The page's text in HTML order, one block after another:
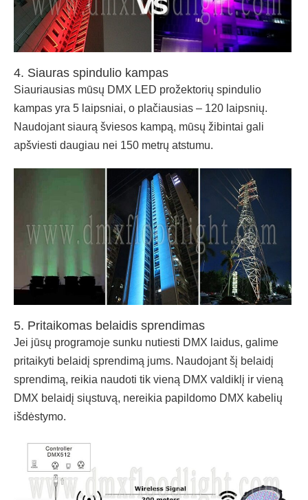
4. Siauras spindulio kampas
Siauriausias mūsų DMX LED prožektorių spindulio
kampas yra 5 laipsniai, o plačiausias – 120 laipsnių.
Naudojant siaurą šviesos kampą, mūsų žibintai gali
apšviesti daugiau nei 150 metrų atstumu.
5. Pritaikomas belaidis sprendimas
Jei jūsų programoje sunku nutiesti DMX laidus, galime
pritaikyti belaidį sprendimą jums. Naudojant šį belaidį
sprendimą, reikia naudoti tik vieną DMX valdiklį ir vieną
DMX belaidį siųstuvą, nereikia papildomo DMX kabelių
išdėstymo.